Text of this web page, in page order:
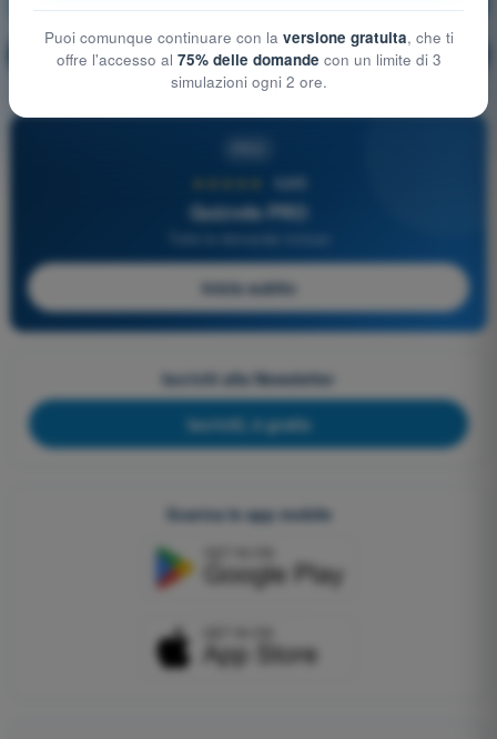
🔒 PRO Spiegazione domanda
4,6/5
Quizvds PRO
Inizia subito
Iscriviti alla Newsletter
Iscriviti, è gratis
Scarica le app mobile
Puoi comunque continuare con la versione gratuita, che ti
offre l'accesso al 75% delle domande con un limite di 3
simulazioni ogni 2 ore.